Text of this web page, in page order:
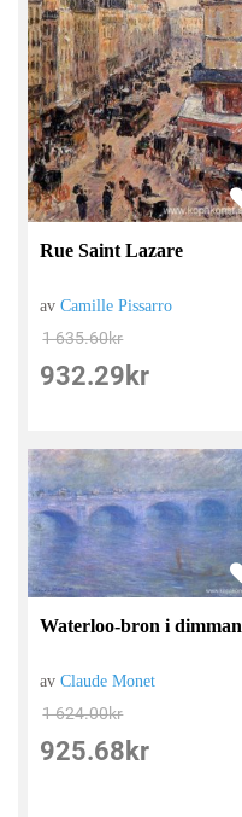
Rue Saint Lazare
avCamille Pissarro
1 635.60kr
932.29 kr
Waterloo-bron i dimman
avClaude Monet
1 624.00kr
925.68 kr